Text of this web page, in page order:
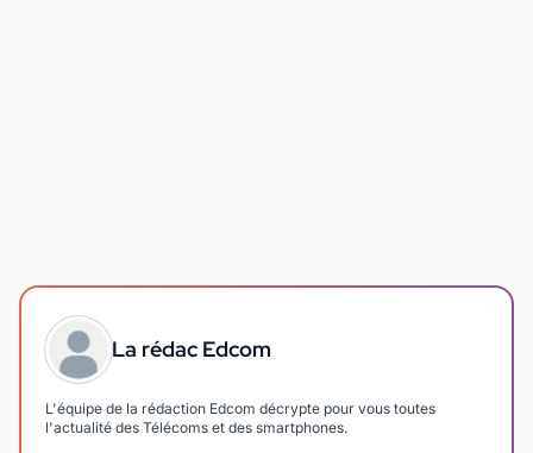
La rédac Edcom
L'équipe de la rédaction Edcom décrypte pour vous toutes
l'actualité des Télécoms et des smartphones.